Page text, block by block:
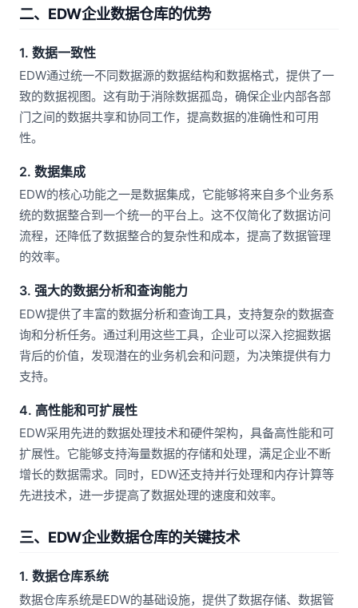
二、EDW企业数据仓库的优势
1. 数据一致性
EDW通过统一不同数据源的数据结构和数据格式，提供了一
致的数据视图。这有助于消除数据孤岛，确保企业内部各部
门之间的数据共享和协同工作，提高数据的准确性和可用
性。
2. 数据集成
EDW的核心功能之一是数据集成，它能够将来自多个业务系
统的数据整合到一个统一的平台上。这不仅简化了数据访问
流程，还降低了数据整合的复杂性和成本，提高了数据管理
的效率。
3. 强大的数据分析和查询能力
EDW提供了丰富的数据分析和查询工具，支持复杂的数据查
询和分析任务。通过利用这些工具，企业可以深入挖掘数据
背后的价值，发现潜在的业务机会和问题，为决策提供有力
支持。
4. 高性能和可扩展性
EDW采用先进的数据处理技术和硬件架构，具备高性能和可
扩展性。它能够支持海量数据的存储和处理，满足企业不断
增长的数据需求。同时，EDW还支持并行处理和内存计算等
先进技术，进一步提高了数据处理的速度和效率。
三、EDW企业数据仓库的关键技术
1. 数据仓库系统
数据仓库系统是EDW的基础设施，提供了数据存储、数据管